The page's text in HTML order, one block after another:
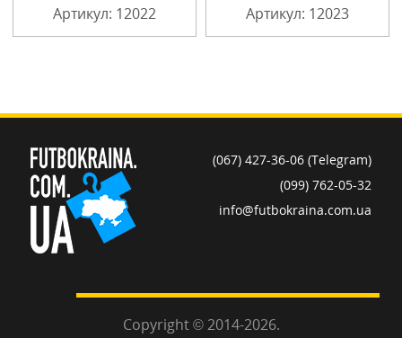
Артикул: 12022 Артикул: 12023
(067) 427-36-06 (Telegram)
(099) 762-05-32
info@futbokraina.com.ua
Copyright © 2014-2026.